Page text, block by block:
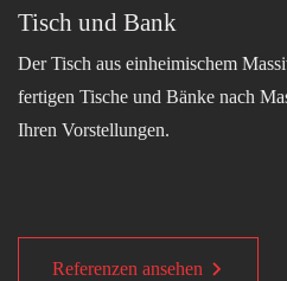
Tisch und Bank
Der Tisch aus einheimischem
fertigen Tische und Bänke nach
Ihren Vorstellungen.
Referenzen ansehen